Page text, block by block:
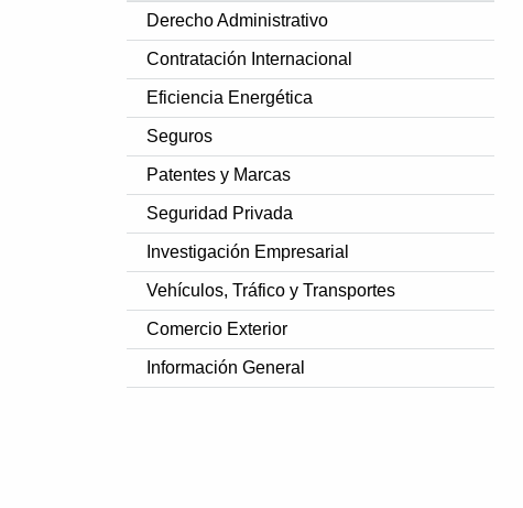
Derecho Administrativo
Contratación Internacional
Eficiencia Energética
Seguros
Patentes y Marcas
Seguridad Privada
Investigación Empresarial
Vehículos, Tráfico y Transportes
Comercio Exterior
Información General